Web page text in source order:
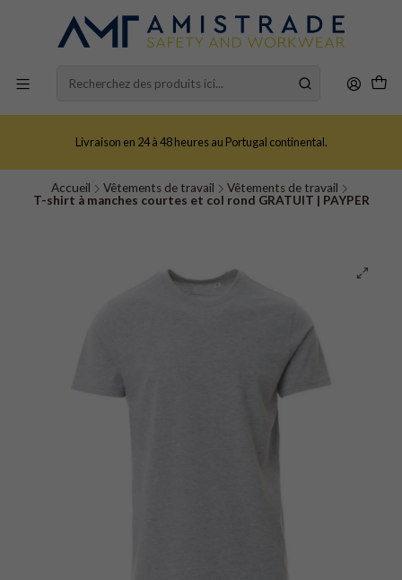
Livraison en 24 à 48 heures au Portugal continental.
Accueil Vêtements de travail
Vêtements de travail
T-shirt à manches courtes et col rond GRATUIT | PAYPER